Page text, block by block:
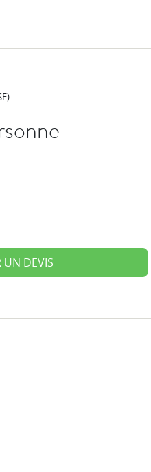
UN DEVIS